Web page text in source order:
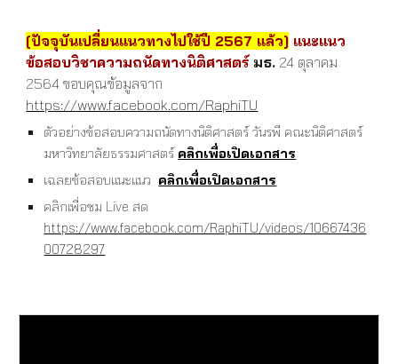
[ปัจจุบันเปลี่ยนแนวทางไปใช้ปี 2567 แล้ว] แนะแนว
ข้อสอบวิชาความถนัดทางนิติศาสตร์มธ. 24 ตุลาคม
2564 ขอบคุณข้อมูลจาก
https://www.facebook.com/RaphiTU
ตัวอย่างข้อสอบความถนัดทางนิติศาสตร์ วันรพี คณะนิติศาสตร์
มหาวิทยาลัยธรรมศาสตร์ คลิกเพื่อเปิดเอกสาร
เฉลยข้อสอบแนะแนว คลิกเพื่อเปิดเอกสาร
คลิกเพื่อชม Live สด
https://www.facebook.com/RaphiTU/videos/10667436
00728297